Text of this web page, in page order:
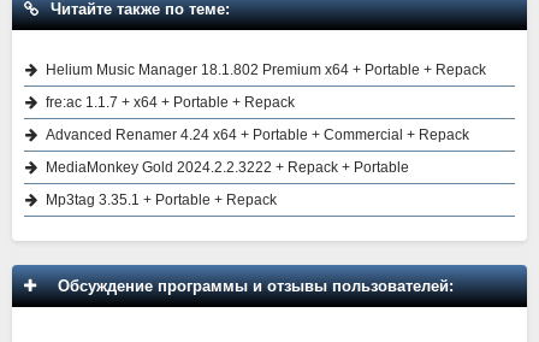
Читайте также по теме:
Helium Music Manager 18.1.802 Premium x64 + Portable + Repack
fre:ac 1.1.7 + x64 + Portable + Repack
Advanced Renamer 4.24 x64 + Portable + Commercial + Repack
MediaMonkey Gold 2024.2.2.3222 + Repack + Portable
Mp3tag 3.35.1 + Portable + Repack
Обсуждение программы и отзывы пользователей: